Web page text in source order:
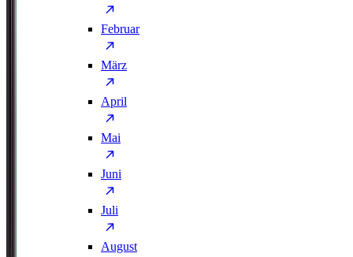
Februar
März
April
Mai
Juni
Juli
August